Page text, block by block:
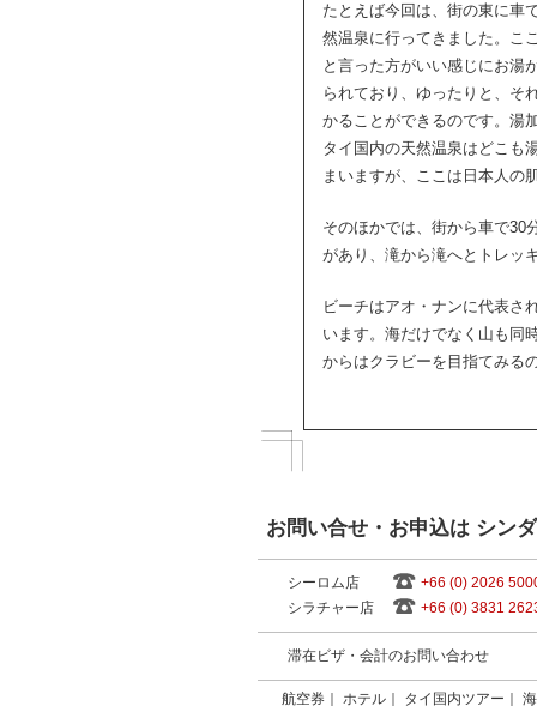
たとえば今回は、街の東に車
然温泉に行ってきました。こ
と言った方がいい感じにお湯
られており、ゆったりと、そ
かることができるのです。湯
タイ国内の天然温泉はどこも
まいますが、ここは日本人の
そのほかでは、街から車で30
があり、滝から滝へとトレッ
ビーチはアオ・ナンに代表さ
います。海だけでなく山も同
からはクラビーを目指てみる
お問い合せ・お申込は シン
シーロム店
+66 (0) 2026
シラチャー店
+66 (0) 3831
滞在ビザ・会計のお問い合わせ
航空券 ホテル タイ国内ツアー